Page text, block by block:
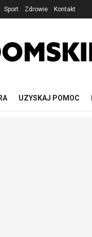
Sport Zdrowie Kontakt
UZYSKAJ POMOC